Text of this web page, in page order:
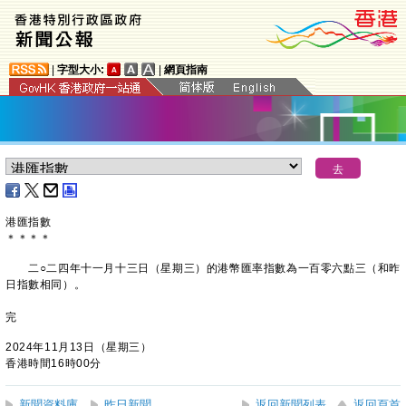
字型大小: 網頁指南
港匯指數
＊ ＊ ＊ ＊
二○二四年十一月十三日（星期三）的港幣匯率指數為一百零六點三（和昨
日指數相同）。
完
2024年11月13日（星期三）
香港時間16時00分